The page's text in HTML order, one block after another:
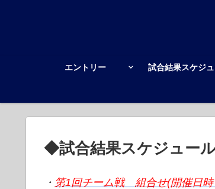
エントリー 試合結果スケジ
◆試合結果スケジュー
・ 第1回チーム戦 組合せ(開催日時